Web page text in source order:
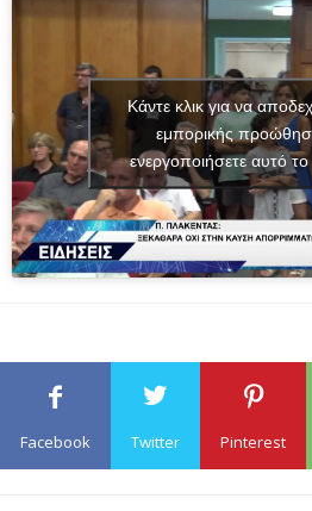
Κάντε κλικ για να
εμπορικής
ενεργοποιήσετε αυτό
Facebook Twitter Pinterest